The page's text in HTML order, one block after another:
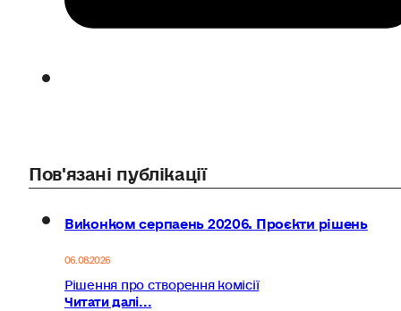
Пов'язані публікації
Виконком серпаень 20206. Проєкти рішень
06.08.2026
Рішення про створення комісії
Читати далі...